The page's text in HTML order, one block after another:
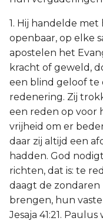
1. Hij handelde
openbaar, op elke
apostelen het
kracht of geweld,
een blind geloof te
redenering. Zij
een reden op voor
vrijheid om er
daar zij altijd een
hadden. God
richten, dat is: te
daagt de
brengen, hun
Jesaja 41:21.